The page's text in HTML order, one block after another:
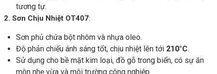
tương tự.
2. Sơn Chịu Nhiệt OT407:
Sơn phủ chứa bột nhôm và nhựa oleo.
Độ phản chiếu ánh sáng tốt, chịu nhiệt lên tới 210°C.
Sử dụng cho bề mặt kim loại, đồ gỗ trong biển, có sự ăn
mòn nhẹ vừa và môi trường công nghiệp